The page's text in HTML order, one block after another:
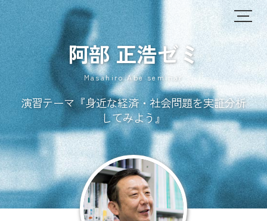
阿部 正浩ゼミ
Masahiro Abe seminar
演習テーマ『身近な経済・社会問題を実証分析
してみよう』